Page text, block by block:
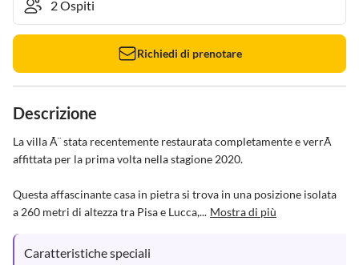
Richiedi di prenotare
Descrizione
La villa Ã¨ stata recentemente restaurata completamente e verrÃ
affittata per la prima volta nella stagione 2020.
Questa affascinante casa in pietra si trova in una posizione isolata
a 260 metri di altezza tra Pisa e Lucca,... Mostra di più
Caratteristiche speciali